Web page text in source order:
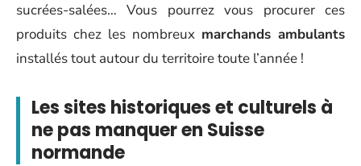
sucrées-salées… Vous pourrez vous procurer ces
produits chez les nombreux marchands ambulants
installés tout autour du territoire toute l’année !
Les sites historiques et culturels à
ne pas manquer en Suisse
normande